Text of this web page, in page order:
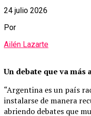
24 julio 2026
Por
Ailén Lazarte
Un debate que va
“Argentina es un país
instalarse de manera
abriendo debates que